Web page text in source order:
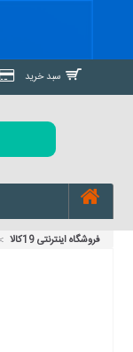
سبد خرید
فروشگاه اینترنتی 19کالا